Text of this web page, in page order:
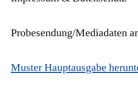
Probesendung/Mediadaten
Muster Hauptausgabe